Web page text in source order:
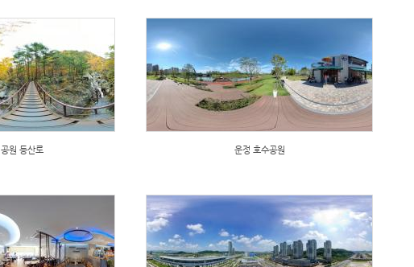
원 등산로 운정 호수공원